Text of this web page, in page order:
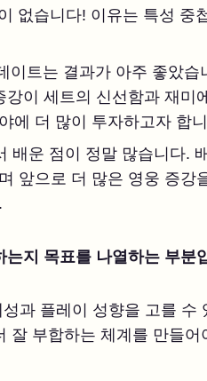
없습니다! 이유는 특성 중
이트는 결과가 아주 좋았습
이 세트의 신선함과 재미
에 더 많이 투자하고자 합
배운 점이 정말 많습니다.
앞으로 더 많은 영웅 증강
지 목표를 나열하는 부분
과 플레이 성향을 고를 수
잘 부합하는 체계를 만들